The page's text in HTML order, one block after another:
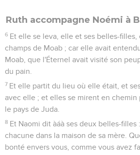
Ruth accompagne Noémi à
6 Et elle se leva, elle et ses belles-
champs de Moab ; car elle avait
Moab, que l'Éternel avait visité son
du pain.
7 Et elle partit du lieu où elle était, et
avec elle ; et elles se mirent en chemin
le pays de Juda.
8 Et Naomi dit àáà ses deux belles-
chacune dans la maison de sa mère.
bonté envers vous, comme vous avez